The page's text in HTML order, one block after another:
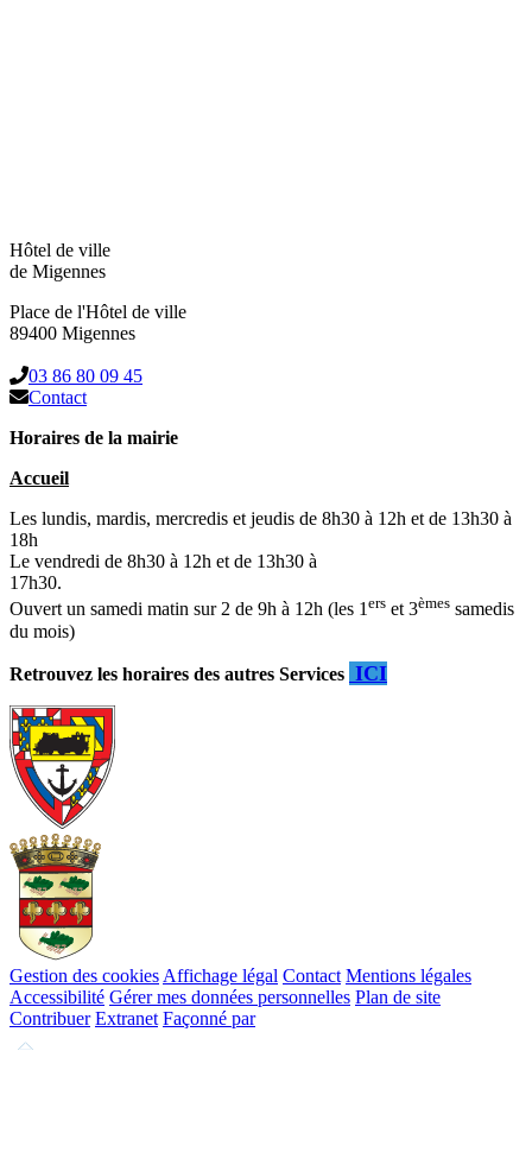
Hôtel de ville
de Migennes
Place de l'Hôtel de ville
89400 Migennes
03 86 80 09 45
Contact
Horaires de la mairie
Accueil
Les lundis, mardis, mercredis et jeudis de 8h30 à 12h et de 13h30 à
18h
Le vendredi de 8h30 à 12h et de 13h30 à
17h30.
Ouvert un samedi matin sur 2 de 9h à 12h (les 1ers et 3èmes samedis
du mois)
Retrouvez les horaires des autres Services ICI
Gestion des cookies Affichage légal Contact Mentions légales
Accessibilité Gérer mes données personnelles Plan de site
Contribuer Extranet Façonné par